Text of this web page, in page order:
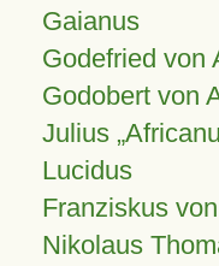
Gaianus
Godefried von
Godobert von
Julius
Lucidus
Franziskus
Nikolaus